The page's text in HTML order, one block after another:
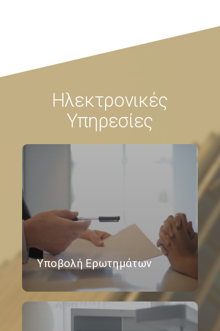
Ηλεκτρονικές
Υπηρεσίες
Υποβολή Ερωτημάτων